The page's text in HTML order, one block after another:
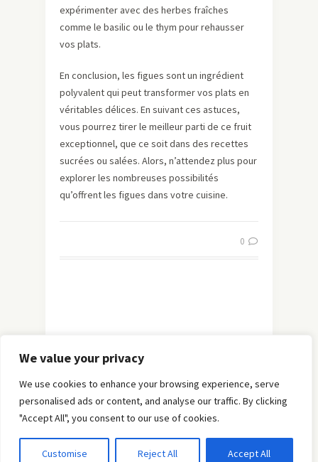
We value your privacy
We use cookies to enhance your browsing experience, serve
personalised ads or content, and analyse our traffic. By clicking
"Accept All", you consent to our use of cookies.
Customise Reject All Accept All
expérimenter avec des herbes fraîches
comme le basilic ou le thym pour rehausser
vos plats.
En conclusion, les figues sont un ingrédient
polyvalent qui peut transformer vos plats en
véritables délices. En suivant ces astuces,
vous pourrez tirer le meilleur parti de ce fruit
exceptionnel, que ce soit dans des recettes
sucrées ou salées. Alors, n’attendez plus pour
explorer les nombreuses possibilités
qu’offrent les figues dans votre cuisine.
0
© Copyright 2019 -Solo Pine. All Rights Reserved.
TOP
Designed & Developed bySolo Pine